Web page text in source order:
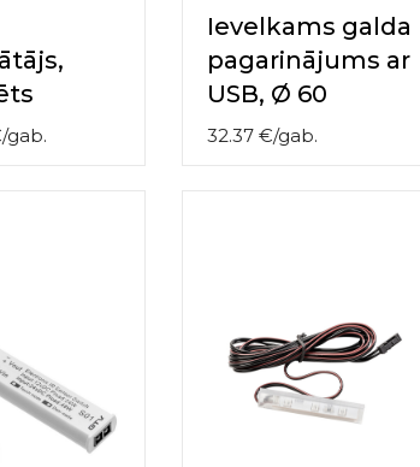
/gab.
Ievelkams galda
pagarinājums ar
USB, Ø 60
32.37 €/gab.